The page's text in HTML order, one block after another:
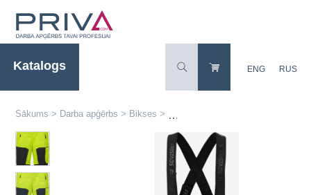
Katalogs ENG RUS
Sākums > Darba apģērbs > Bikses >